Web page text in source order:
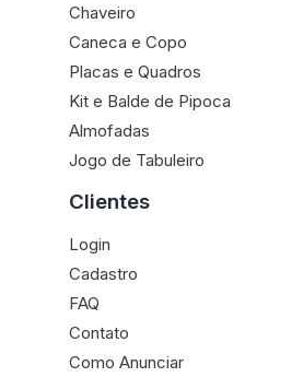
Chaveiro
Caneca e Copo
Placas e Quadros
Kit e Balde de Pipoca
Almofadas
Jogo de Tabuleiro
Clientes
Login
Cadastro
FAQ
Contato
Como Anunciar